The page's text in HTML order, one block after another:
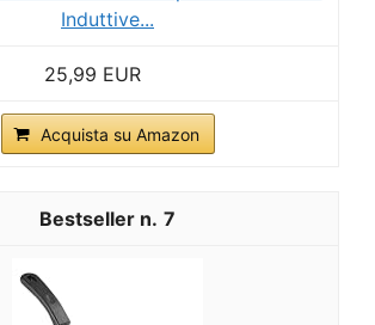
Induttive...
25,99 EUR
Acquista su Amazon
7